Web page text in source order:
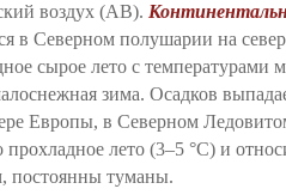
воздух (АВ).
в Северном полушарии на
сырое лето с температурами
зима. Осадков
Европы, в Северном
прохладное лето (3–5 °С) и
постоянны туманы.